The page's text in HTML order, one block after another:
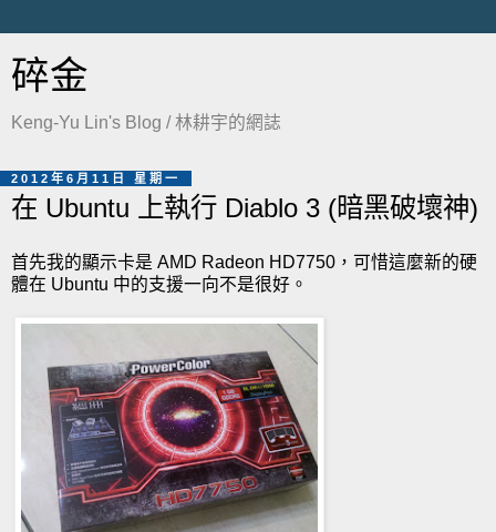
碎金
Keng-Yu Lin's Blog / 林耕宇的網誌
2012年6月11日 星期一
在 Ubuntu 上執行 Diablo 3 (暗黑破壞神)
首先我的顯示卡是 AMD Radeon HD7750，可惜這麼新的硬
體在 Ubuntu 中的支援一向不是很好。